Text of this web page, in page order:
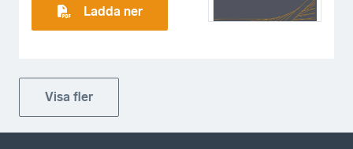
Ladda ner
Visa fler